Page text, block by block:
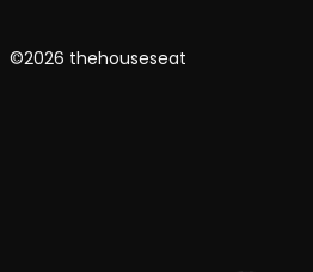
©2026 thehouseseat